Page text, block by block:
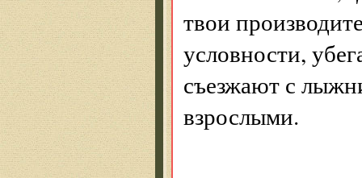
твои
условности,
съезжают с
взрослыми.